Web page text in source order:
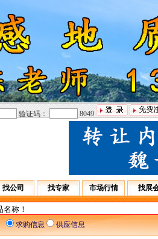
验证码： 8049
找公司 找专家 市场行情 找展
求购信息 供应信息